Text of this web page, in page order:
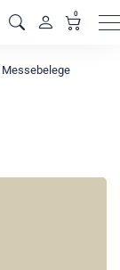
0
Messebelege